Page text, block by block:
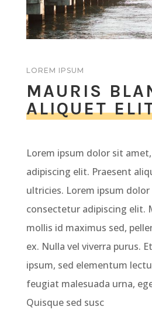
LOREM IPSUM
MAURIS
ALIQUET
Lorem ipsum dolor sit
adipiscing elit. Praesent
ultricies. Lorem ipsum
consectetur adipiscing elit.
mollis id maximus sed,
ex. Nulla vel viverra purus.
ipsum, sed elementum
feugiat malesuada urna,
Quisque sed susc